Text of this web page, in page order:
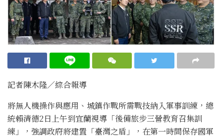
記者陳木隆∕綜合報導
將無人機操作與應用、城鎮作戰所需戰技納入軍事訓練，總
統賴清德2日上午到宜蘭視導「後備旅步三營教育召集訓
練」，強調政府將建置「臺灣之盾」，在第一時間保存國軍